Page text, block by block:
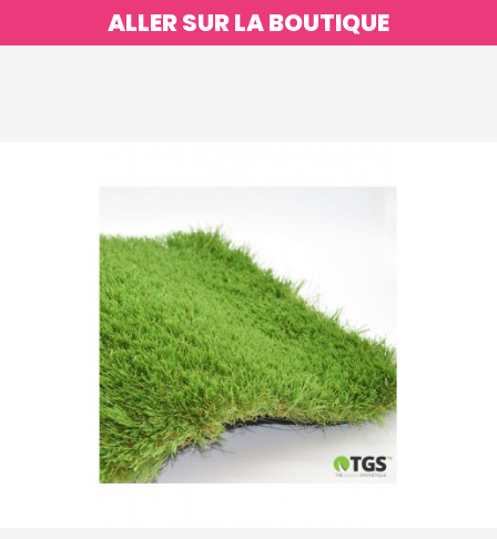
ALLER SUR LA BOUTIQUE